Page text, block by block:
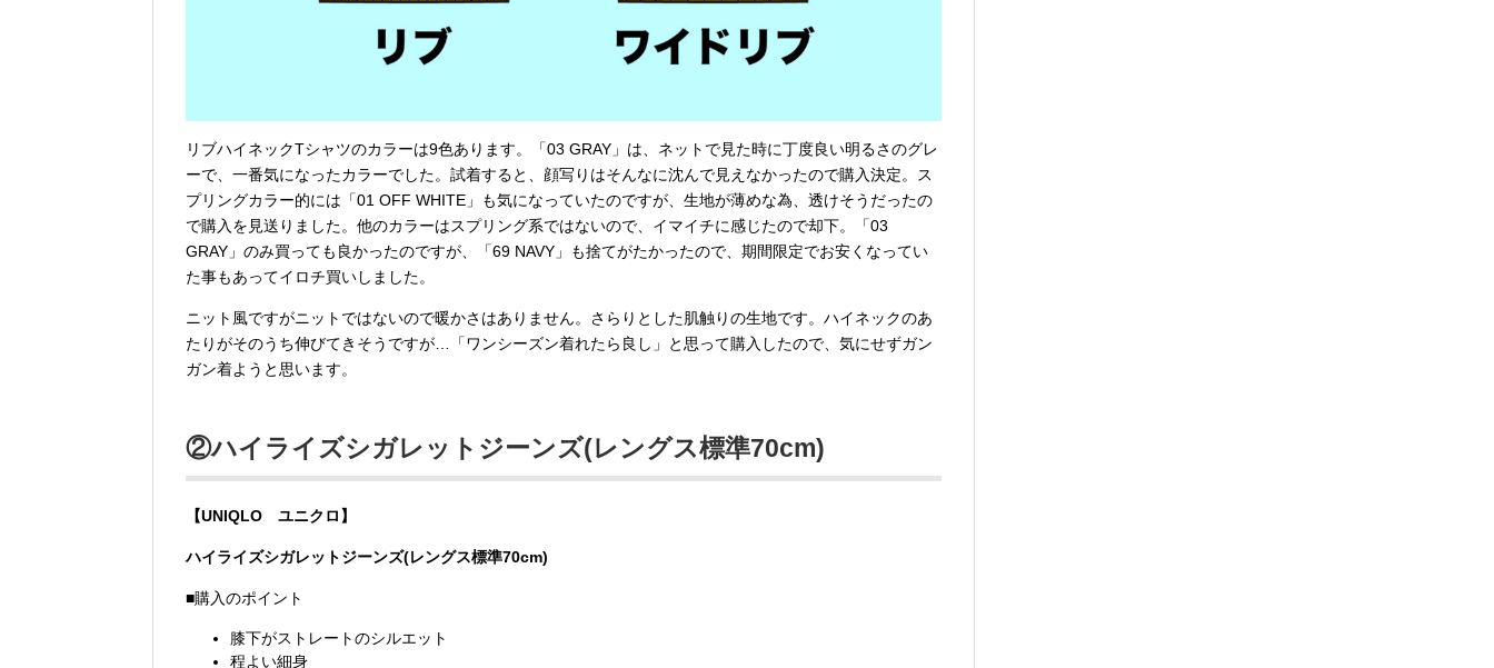
リブハイネックTシャツのカラーは9色あります。「03 GRAY」は、ネットで見た時に丁度良い明るさのグレ
ーで、一番気になったカラーでした。試着すると、顔写りはそんなに沈んで見えなかったので購入決定。ス
プリングカラー的には「01 OFF WHITE」も気になっていたのですが、生地が薄めな為、透けそうだったの
で購入を見送りました。他のカラーはスプリング系ではないので、イマイチに感じたので却下。「03
GRAY」のみ買っても良かったのですが、「69 NAVY」も捨てがたかったので、期間限定でお安くなってい
た事もあってイロチ買いしました。
ニット風ですがニットではないので暖かさはありません。さらりとした肌触りの生地です。ハイネックのあ
たりがそのうち伸びてきそうですが…「ワンシーズン着れたら良し」と思って購入したので、気にせずガン
ガン着ようと思います。
②ハイライズシガレットジーンズ(レングス標準70cm)
【UNIQLO ユニクロ】
ハイライズシガレットジーンズ(レングス標準70cm)
■購入のポイント
膝下がストレートのシルエット
程よい細身